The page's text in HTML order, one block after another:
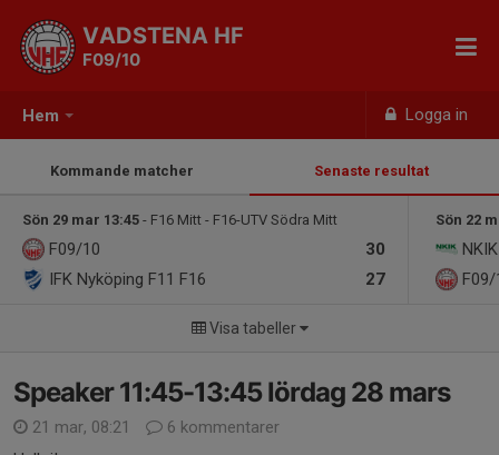
Hem Logga in
VADSTENA HF
F09/10
Kommande matcher Senaste resultat
Sön 29 mar 13:45 - F16 Mitt - F16-UTV Södra Mitt
30
F09/10
27
IFK Nyköping F11 F16
Sön 22
F09/
Visa tabeller
Speaker 11:45-13:45 lördag 28 mars
21 mar, 08:21
6 kommentarer